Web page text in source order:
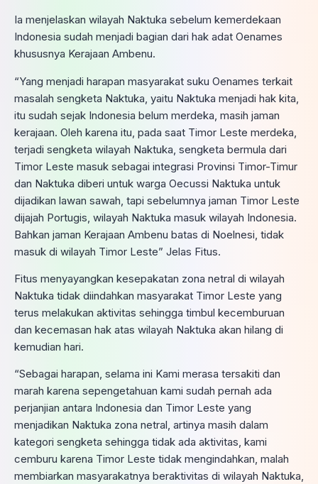
Ia menjelaskan wilayah Naktuka sebelum kemerdekaan
Indonesia sudah menjadi bagian dari hak adat Oenames
khususnya Kerajaan Ambenu.
“Yang menjadi harapan masyarakat suku Oenames terkait
masalah sengketa Naktuka, yaitu Naktuka menjadi hak kita,
itu sudah sejak Indonesia belum merdeka, masih jaman
kerajaan. Oleh karena itu, pada saat Timor Leste merdeka,
terjadi sengketa wilayah Naktuka, sengketa bermula dari
Timor Leste masuk sebagai integrasi Provinsi Timor-Timur
dan Naktuka diberi untuk warga Oecussi Naktuka untuk
dijadikan lawan sawah, tapi sebelumnya jaman Timor Leste
dijajah Portugis, wilayah Naktuka masuk wilayah Indonesia.
Bahkan jaman Kerajaan Ambenu batas di Noelnesi, tidak
masuk di wilayah Timor Leste” Jelas Fitus.
Fitus menyayangkan kesepakatan zona netral di wilayah
Naktuka tidak diindahkan masyarakat Timor Leste yang
terus melakukan aktivitas sehingga timbul kecemburuan
dan kecemasan hak atas wilayah Naktuka akan hilang di
kemudian hari.
“Sebagai harapan, selama ini Kami merasa tersakiti dan
marah karena sepengetahuan kami sudah pernah ada
perjanjian antara Indonesia dan Timor Leste yang
menjadikan Naktuka zona netral, artinya masih dalam
kategori sengketa sehingga tidak ada aktivitas, kami
cemburu karena Timor Leste tidak mengindahkan, malah
membiarkan masyarakatnya beraktivitas di wilayah Naktuka,